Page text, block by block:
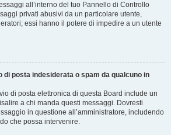
all’interno del tuo Pannello di Controllo
privati ​​abusivi da un particolare utente,
essi hanno il potere di impedire a un utente
di posta indesiderata o spam da qualcuno in
di posta elettronica di questa Board include un
a chi manda questi messaggi. Dovresti
in questione all’amministratore, includendo
che possa intervenire.